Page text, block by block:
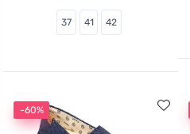
37 41 42
-60%